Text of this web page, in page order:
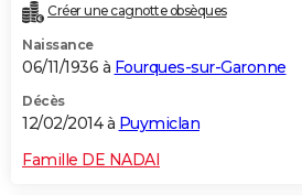
Créer une cagnotte obsèques
Naissance
06/11/1936 à Fourques-sur-Garonne
Décès
12/02/2014 à Puymiclan
Famille DE NADAI